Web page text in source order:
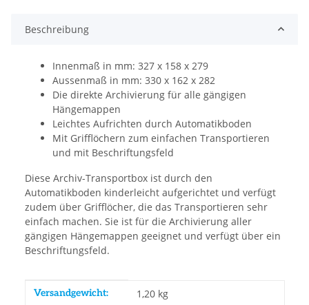
Beschreibung
Innenmaß in mm: 327 x 158 x 279
Aussenmaß in mm: 330 x 162 x 282
Die direkte Archivierung für alle gängigen
Hängemappen
Leichtes Aufrichten durch Automatikboden
Mit Grifflöchern zum einfachen Transportieren
und mit Beschriftungsfeld
Diese Archiv-Transportbox ist durch den
Automatikboden kinderleicht aufgerichtet und verfügt
zudem über Grifflöcher, die das Transportieren sehr
einfach machen. Sie ist für die Archivierung aller
gängigen Hängemappen geeignet und verfügt über ein
Beschriftungsfeld.
Produkteigenschaft
Wert
Versandgewicht: 1,20 kg